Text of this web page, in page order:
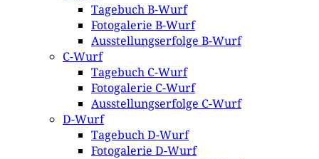
Tagebuch B-Wurf
Fotogalerie B-Wurf
Ausstellungserfolge B-Wurf
C-Wurf
Tagebuch C-Wurf
Fotogalerie C-Wurf
Ausstellungserfolge C-Wurf
D-Wurf
Tagebuch D-Wurf
Fotogalerie D-Wurf